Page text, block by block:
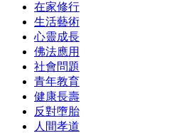
在家修行
生活藝術
心靈成長
佛法應用
社會問題
青年教育
健康長壽
反對墮胎
人間孝道